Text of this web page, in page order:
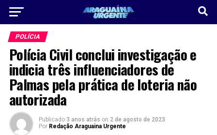
POLÍCIA
Polícia Civil conclui investigação e
indicia três influenciadores de
Palmas pela prática de loteria não
autorizada
Publicado 3 anos atrás on 2 de agosto de 2023
Por Redação Araguaina Urgente